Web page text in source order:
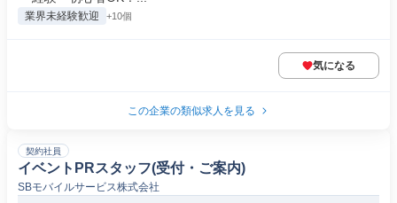
業界未経験歓迎 +10個
気になる
この企業の類似求人を見る
契約社員
イベントPRスタッフ(受付・ご案内)
SBモバイルサービス株式会社